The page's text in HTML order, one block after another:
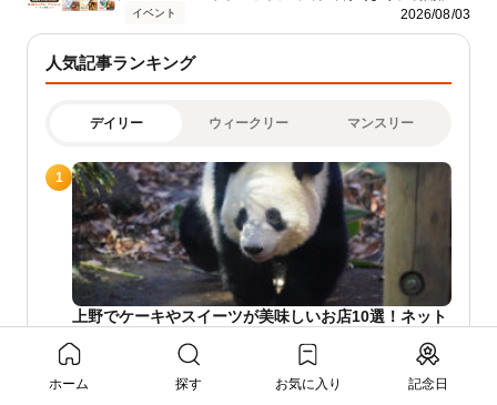
2026/08/03
イベント
人気記事ランキング
デイリー ウィークリー マンスリー
1
上野でケーキやスイーツが美味しいお店10選！ネット
インタビュー
2
【お土産におすすめ】人気のもみじ饅頭専門店5
ホーム 探す お気に入り 記念日